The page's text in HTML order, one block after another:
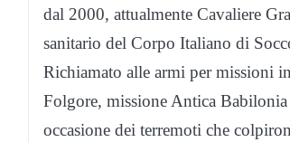
dal 2000, attualmente Cavaliere
sanitario del Corpo Italiano di
Richiamato alle armi per missioni
Folgore, missione Antica
occasione dei terremoti che